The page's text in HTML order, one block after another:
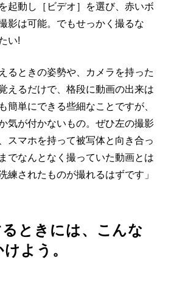
起動し［ビデオ］を選び、赤いボ
影は可能。でもせっかく撮るな
い!
るときの姿勢や、カメラを持った
えるだけで、格段に動画の出来は
簡単にできる些細なことですが、
気が付かないもの。ぜひ左の撮影
スマホを持って被写体と向き合っ
でなんとなく撮っていた動画とは
練されたものが撮れるはずです」
ときには、こんな
よう。